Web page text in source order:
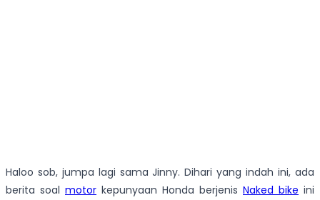
Haloo sob, jumpa lagi sama Jinny. Dihari yang indah ini, ada
berita soal motor kepunyaan Honda berjenis Naked bike ini